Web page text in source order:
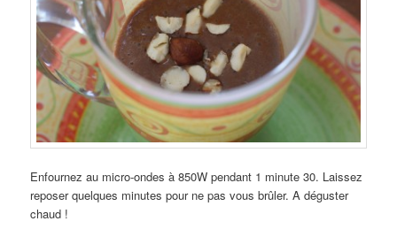
Enfournez au micro-ondes à 850W pendant 1 minute 30. Laissez
reposer quelques minutes pour ne pas vous brûler. A déguster
chaud !